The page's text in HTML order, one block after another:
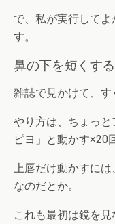
で、私が実行して
す。
鼻の下を短くす
雑誌で見かけて、す
やり方は、ちょっ
ピヨ」と動かす×20
上唇だけ動かすに
なのだとか。
これも最初は鏡を